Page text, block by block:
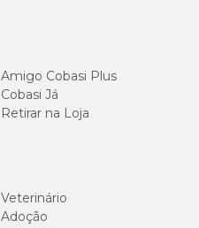
(0,90% / 1,5%)
9.000mg/kg
Amigo Cobasi Plus
Cobasi Já
Retirar na Loja
Veterinário
Adoção